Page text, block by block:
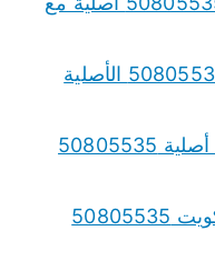
قطع غيار جيلي Geely الكويت 50805535 الأصلية
قطع غيار جيتور Jetour بالكويت أصلية 50805535
قطع غيار بايك BAIC الأصلية بالكويت 50805535